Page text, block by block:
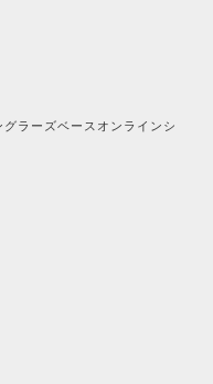
ラーズベースオンラインシ